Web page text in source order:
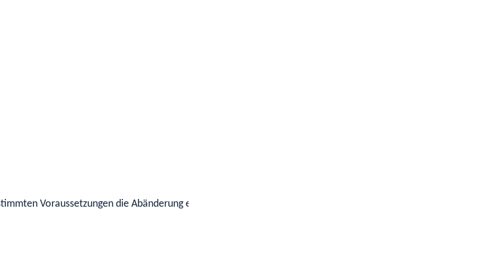
Voraussetzungen die Abänderung eines Unterhaltstitels verlangen.